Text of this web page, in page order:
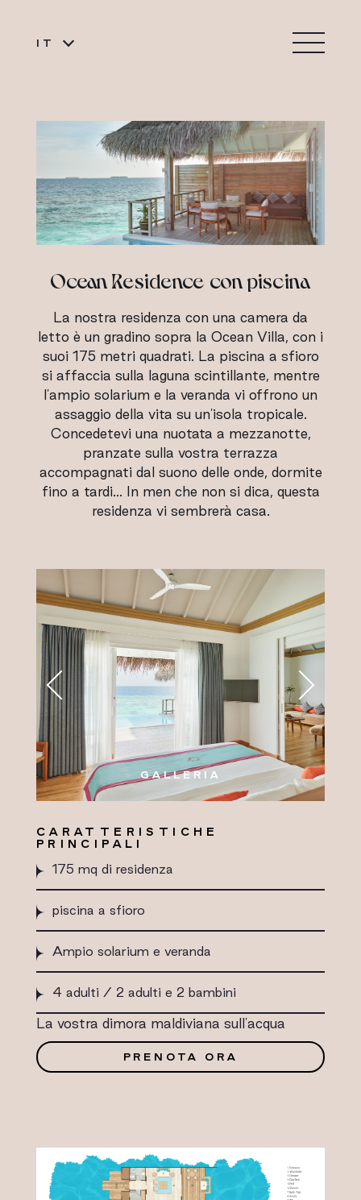
IT
Ocean Residence con piscina
La nostra residenza con una camera da
letto è un gradino sopra la Ocean Villa, con i
suoi 175 metri quadrati. La piscina a sfioro
si affaccia sulla laguna scintillante, mentre
l'ampio solarium e la veranda vi offrono un
assaggio della vita su un'isola tropicale.
Concedetevi una nuotata a mezzanotte,
pranzate sulla vostra terrazza
accompagnati dal suono delle onde, dormite
fino a tardi… In men che non si dica, questa
residenza vi sembrerà casa.
GALLERIA
CARATTERISTICHE
PRINCIPALI
175 mq di residenza
piscina a sfioro
Ampio solarium e veranda
4 adulti / 2 adulti e 2 bambini
La vostra dimora maldiviana sull'acqua
PRENOTA ORA